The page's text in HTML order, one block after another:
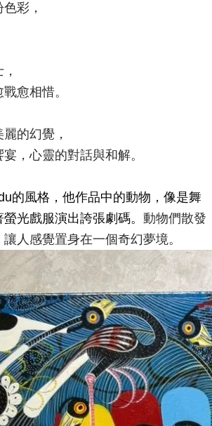
彩，
愈相惜。
的幻覺，
，心靈的對話與和解。
的風格，他作品中的動物，像是舞
光戲服演出誇張劇碼。 動物們散發
讓人感覺置身在一個奇幻夢境。